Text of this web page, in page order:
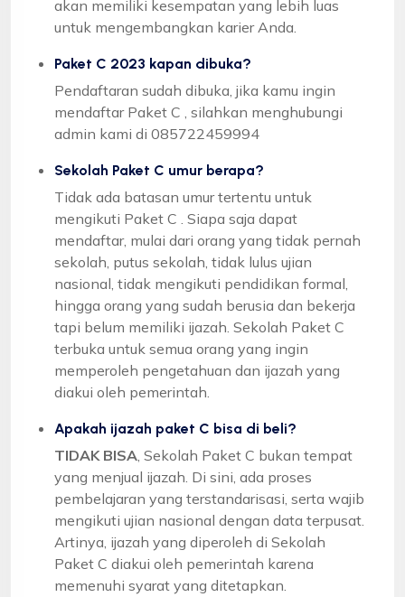
akan memiliki kesempatan yang lebih luas
untuk mengembangkan karier Anda.
Paket C 2023 kapan dibuka?
Pendaftaran sudah dibuka, jika kamu ingin
mendaftar Paket C , silahkan menghubungi
admin kami di 085722459994
Sekolah Paket C umur berapa?
Tidak ada batasan umur tertentu untuk
mengikuti Paket C . Siapa saja dapat
mendaftar, mulai dari orang yang tidak pernah
sekolah, putus sekolah, tidak lulus ujian
nasional, tidak mengikuti pendidikan formal,
hingga orang yang sudah berusia dan bekerja
tapi belum memiliki ijazah. Sekolah Paket C
terbuka untuk semua orang yang ingin
memperoleh pengetahuan dan ijazah yang
diakui oleh pemerintah.
Apakah ijazah paket C bisa di beli?
TIDAK BISA , Sekolah Paket C bukan tempat
yang menjual ijazah. Di sini, ada proses
pembelajaran yang terstandarisasi, serta wajib
mengikuti ujian nasional dengan data terpusat.
Artinya, ijazah yang diperoleh di Sekolah
Paket C diakui oleh pemerintah karena
memenuhi syarat yang ditetapkan.